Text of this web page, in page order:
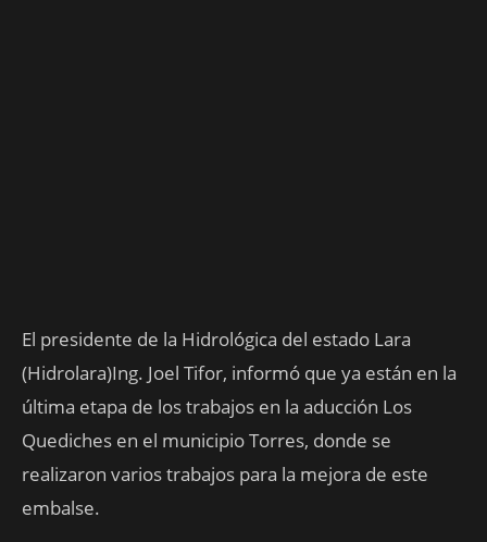
El presidente de la Hidrológica del estado Lara
(Hidrolara)Ing. Joel Tifor, informó que ya están en la
última etapa de los trabajos en la aducción Los
Quediches en el municipio Torres, donde se
realizaron varios trabajos para la mejora de este
embalse.